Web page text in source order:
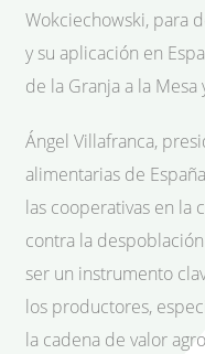
Wokciechowski, para
y su aplicación en
de la Granja a la
Ángel Villafranca,
alimentarias de
las cooperativas en la
contra la
ser un instrumento
los productores,
la cadena de valor